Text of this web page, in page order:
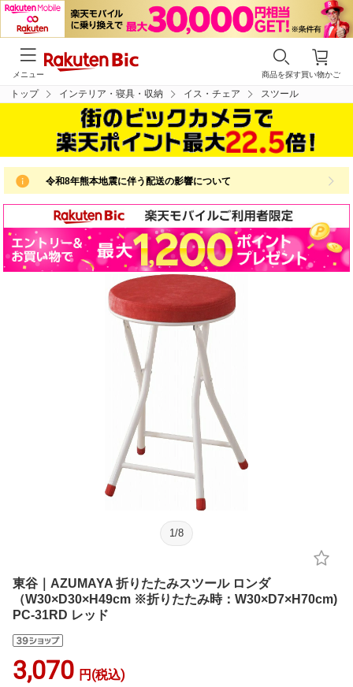
買い物かご
商品を探す
メニュー
トップ インテリア・寝具・収納 イス・チェア スツール
令和8年熊本地震に伴う配送の影響について
1 /8
東谷｜AZUMAYA 折りたたみスツール ロンダ
（W30×D30×H49cm ※折りたたみ時：W30×D7×H70cm)
PC-31RD レッド
3,070 円(税込)